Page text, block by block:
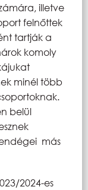
illetve
felnőttek
tartják a
komoly
minél több
belül
más
2024-es